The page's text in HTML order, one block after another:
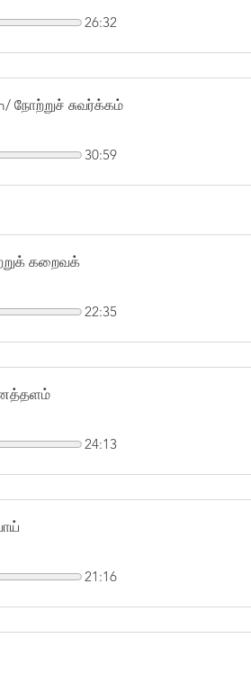
26:32
நோற்றுச் சுவர்க்கம்
30:59
கறைவக்
22:35
24:13
21:16